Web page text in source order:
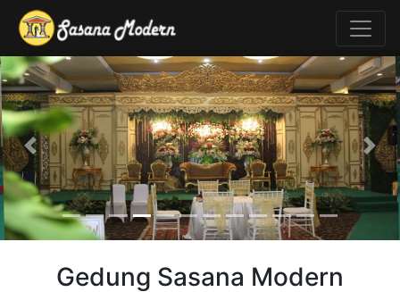
Previous Next